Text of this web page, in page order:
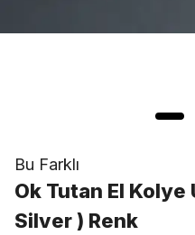
Bu Farklı
Ok Tutan El Kolye
Silver ) Renk